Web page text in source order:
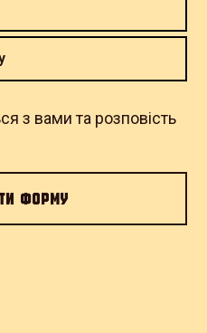
Третю
3
з вами та розповість